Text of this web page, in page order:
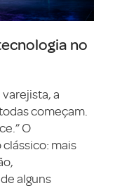
no
a
começam.
O
mais
alguns